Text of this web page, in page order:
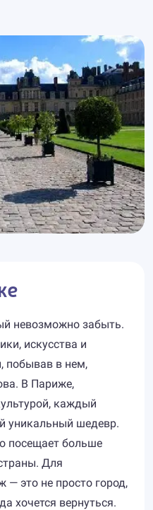
невозможно забыть.
искусства и
побывав в нем,
В Париже,
каждый
уникальный шедевр.
посещает больше
Для
это не просто город,
хочется вернуться.